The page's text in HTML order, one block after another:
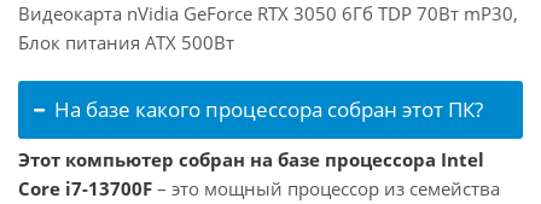
Видеокарта nVidia GeForce RTX 3050 6Гб TDP 70Вт mP30,
Блок питания ATX 500Вт
На базе какого процессора собран этот ПК?
Этот компьютер собран на базе процессора Intel
Core i7-13700F – это мощный процессор из семейства